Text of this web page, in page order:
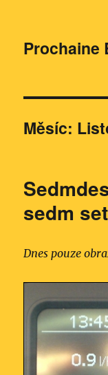
Prochaine
Měsíc:
sedm
Dnes pouze